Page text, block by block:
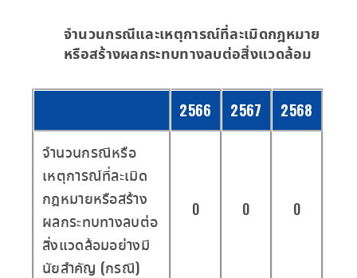
จำนวน​กรณี​และ​เหตุการณ์​ที่​ละเมิด​กฎหมาย​
หรือ​สร้าง​ผลก​ระ​ทบ​ทาง​ลบ​ต่อ​สิ่งแวดล้อม
2566 2567
2568
จำนวนกรณีหรือ
เหตุการณ์ที่ละเมิด
กฎหมายหรือสร้าง
ผลกระทบทางลบต่อ
สิ่งแวดล้อมอย่างมี
นัยสำคัญ (กรณี)
0 0 0